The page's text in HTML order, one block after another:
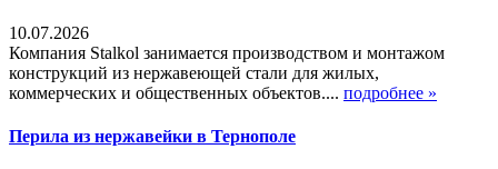
10.07.2026
Компания Stalkol занимается производством и монтажом
конструкций из нержавеющей стали для жилых,
коммерческих и общественных объектов.... подробнее »
Перила из нержавейки в Тернополе